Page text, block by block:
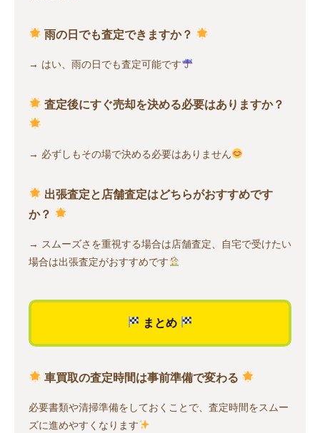
雨の日でも査定できますか？
→ はい、雨の日でも査定可能です
査定後にすぐ売却を決める必要はありますか？
→ 必ずしもその場で決める必要はありません
出張査定と店舗査定はどちらがおすすめです
か？
→ スムーズさを重視する場合は店舗査定、自宅で受けたい
場合は出張査定がおすすめです
まとめ
車買取の査定時間は事前準備で変わる
必要書類や清掃準備をしておくことで、査定時間をスムー
ズに進めやすくなります